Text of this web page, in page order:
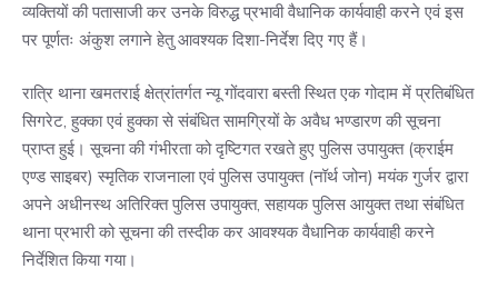
व्यक्तियों की पतासाजी कर उनके विरुद्ध प्रभावी वैधानिक कार्यवाही करने एवं इस
पर पूर्णतः अंकुश लगाने हेतु आवश्यक दिशा-निर्देश दिए गए हैं।
रात्रि थाना खमतराई क्षेत्रांतर्गत न्यू गोंदवारा बस्ती स्थित एक गोदाम में प्रतिबंधित
सिगरेट, हुक्का एवं हुक्का से संबंधित सामग्रियों के अवैध भण्डारण की सूचना
प्राप्त हुई। सूचना की गंभीरता को दृष्टिगत रखते हुए पुलिस उपायुक्त (क्राईम
एण्ड साइबर) स्मृतिक राजनाला एवं पुलिस उपायुक्त (नॉर्थ जोन) मयंक गुर्जर द्वारा
अपने अधीनस्थ अतिरिक्त पुलिस उपायुक्त, सहायक पुलिस आयुक्त तथा संबंधित
थाना प्रभारी को सूचना की तस्दीक कर आवश्यक वैधानिक कार्यवाही करने
निर्देशित किया गया।